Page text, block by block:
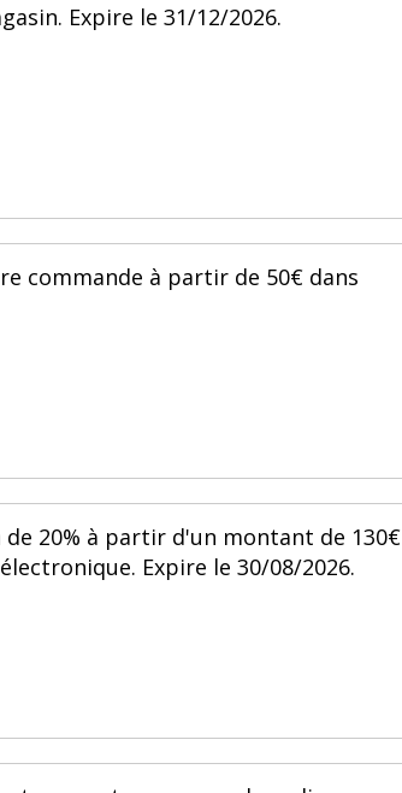
Expire le 31/12/2026.
commande à partir de 50€ dans
20% à partir d'un montant de 130€
Expire le 30/08/2026.